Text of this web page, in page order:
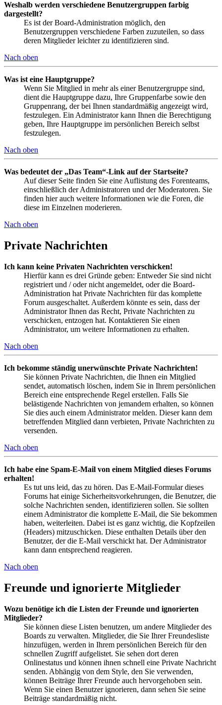
Weshalb werden verschiedene Benutzergruppen farbig
dargestellt?
Es ist der Board-Administration möglich, den
Benutzergruppen verschiedene Farben zuzuteilen, so dass
deren Mitglieder leichter zu identifizieren sind.
Nach oben
Was ist eine Hauptgruppe?
Wenn Sie Mitglied in mehr als einer Benutzergruppe sind,
dient die Hauptgruppe dazu, Ihre Gruppenfarbe sowie den
Gruppenrang, der bei Ihnen standardmäßig angezeigt wird,
festzulegen. Ein Administrator kann Ihnen die Berechtigung
geben, Ihre Hauptgruppe im persönlichen Bereich selbst
festzulegen.
Nach oben
Was bedeutet der „Das Team“-Link auf der Startseite?
Auf dieser Seite finden Sie eine Auflistung des Forenteams,
einschließlich der Administratoren und der Moderatoren. Sie
finden hier auch weitere Informationen wie die Foren, die
diese im Einzelnen moderieren.
Nach oben
Private Nachrichten
Ich kann keine Privaten Nachrichten verschicken!
Hierfür kann es drei Gründe geben: Entweder Sie sind nicht
registriert und / oder nicht angemeldet, oder die Board-
Administration hat Private Nachrichten für das komplette
Forum ausgeschaltet. Außerdem könnte es sein, dass der
Administrator Ihnen das Recht, Private Nachrichten zu
verschicken, entzogen hat. Kontaktieren Sie einen
Administrator, um weitere Informationen zu erhalten.
Nach oben
Ich bekomme ständig unerwünschte Private Nachrichten!
Sie können Private Nachrichten, die Ihnen ein Mitglied
sendet, automatisch löschen, indem Sie in Ihrem persönlichen
Bereich eine entsprechende Regel erstellen. Falls Sie
belästigende Nachrichten von jemandem erhalten, so können
Sie dies auch einem Administrator melden. Dieser kann dem
betreffenden Mitglied dann verbieten, Private Nachrichten zu
versenden.
Nach oben
Ich habe eine Spam-E-Mail von einem Mitglied dieses Forums
erhalten!
Es tut uns leid, das zu hören. Das E-Mail-Formular dieses
Forums hat einige Sicherheitsvorkehrungen, die Benutzer, die
solche Nachrichten senden, identifizieren sollen. Sie sollten
einem Administrator die komplette E-Mail, die Sie bekommen
haben, weiterleiten. Dabei ist es ganz wichtig, die Kopfzeilen
(Headers) mitzuschicken. Diese enthalten Details über den
Benutzer, der die E-Mail verschickt hat. Der Administrator
kann dann entsprechend reagieren.
Nach oben
Freunde und ignorierte Mitglieder
Wozu benötige ich die Listen der Freunde und ignorierten
Mitglieder?
Sie können diese Listen benutzen, um andere Mitglieder des
Boards zu verwalten. Mitglieder, die Sie Ihrer Freundesliste
hinzufügen, werden in Ihrem persönlichen Bereich für den
schnellen Zugriff aufgelistet. Sie sehen dort deren
Onlinestatus und können ihnen schnell eine Private Nachricht
senden. Abhängig von dem Style, den Sie verwenden,
können Beiträge Ihrer Freunde auch hervorgehoben sein.
Wenn Sie einen Benutzer ignorieren, dann sehen Sie seine
Beiträge standardmäßig nicht.